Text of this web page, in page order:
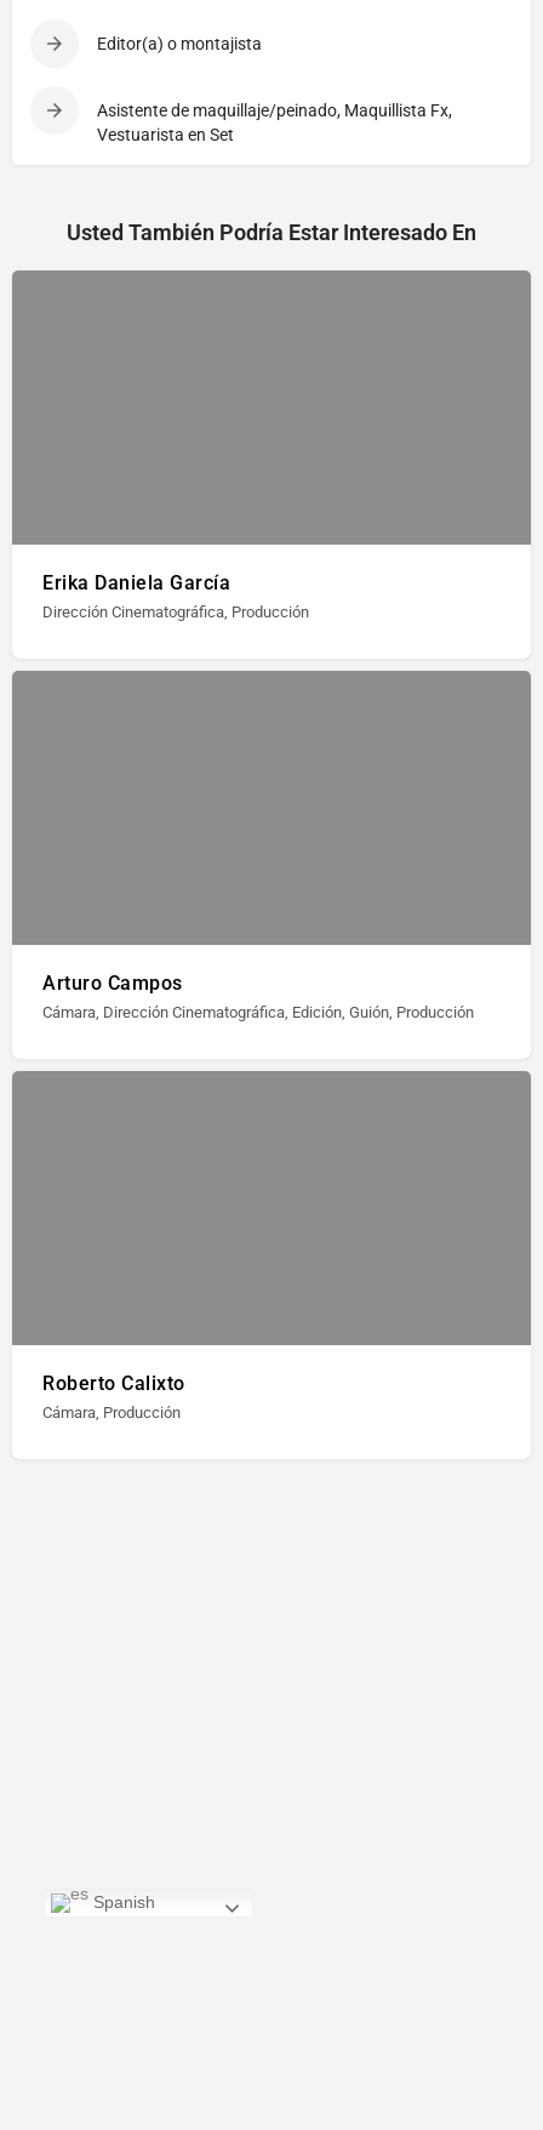
Editor(a) o montajista
Asistente de maquillaje/peinado, Maquillista Fx,
Vestuarista en Set
Usted También Podría Estar Interesado En
Erika Daniela García
Dirección Cinematográfica, Producción
Arturo Campos
Cámara, Dirección Cinematográfica, Edición, Guión, Producción
Roberto Calixto
Cámara, Producción
Spanish